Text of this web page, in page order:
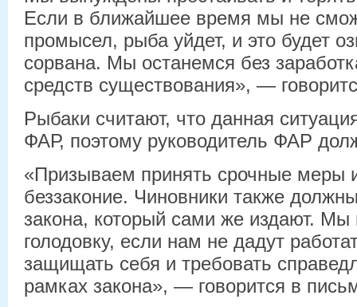
Если в ближайшее время мы не
промысел, рыба уйдет, и это будет
сорвана. Мы останемся без
средств существования», —
Рыбаки считают, что данная
ФАР, поэтому руководитель ФАР
«Призываем принять срочные меры
беззаконие. Чиновники также
закона, который сами же издают. Мы
голодовку, если нам не дадут
защищать себя и требовать
рамках закона», — говорится в